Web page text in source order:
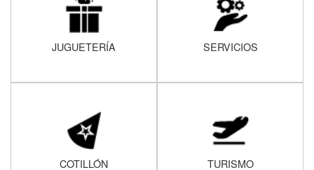
JUGUETERÍA SERVICIOS
COTILLÓN TURISMO